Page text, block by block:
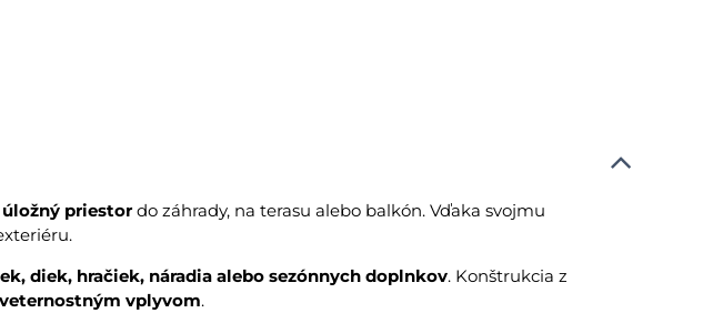
priestordo záhrady, na terasu alebo balkón. Vďaka svojmu
diek, hračiek, náradia alebo sezónnych doplnkov. Konštrukcia z
vplyvom.